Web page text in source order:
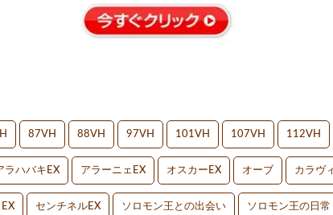
87VH 88VH 97VH 101VH 107VH 112VH
ラハバキEX アラーニェEX オスカーEX オーブ カラヴ
センチネルEX ソロモン王との出会い ソロモン王の日常